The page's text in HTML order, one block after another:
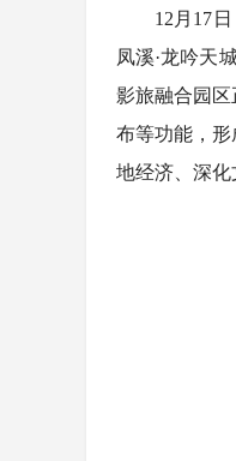
12月17
凤溪·龙吟天
影旅融合园
布等功能，
地经济、深化